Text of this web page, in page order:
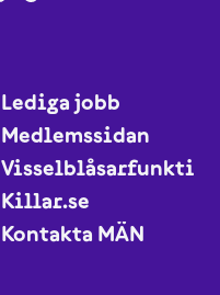
Lediga jobb
Medlemssidan
Visselblåsarfunktion
Killar.se
Kontakta MÄN